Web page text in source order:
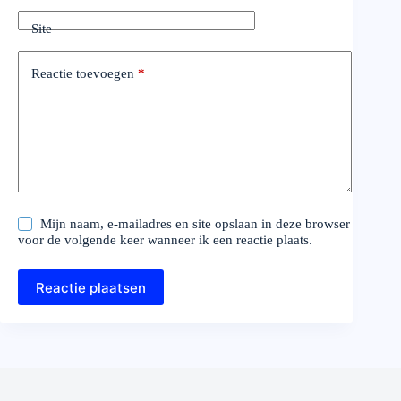
Site
Reactie toevoegen *
Mijn naam, e-mailadres en site opslaan in deze browser
voor de volgende keer wanneer ik een reactie plaats.
Reactie plaatsen